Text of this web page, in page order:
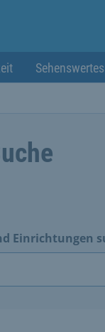
Sehenswertes
Einrichtungen